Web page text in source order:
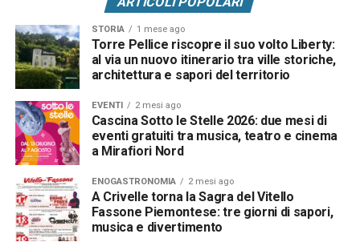
STORIA 1 mese ago
Torre Pellice riscopre il suo volto Liberty:
al via un nuovo itinerario tra ville storiche,
architettura e sapori del territorio
EVENTI 2 mesi ago
Cascina Sotto le Stelle 2026: due mesi di
eventi gratuiti tra musica, teatro e cinema
a Mirafiori Nord
ENOGASTRONOMIA 2 mesi ago
A Crivelle torna la Sagra del Vitello
Fassone Piemontese: tre giorni di sapori,
musica e divertimento